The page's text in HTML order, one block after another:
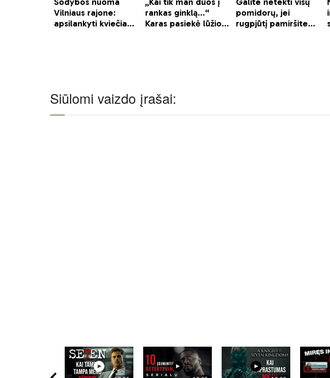
Siūlomi vaizdo įrašai: